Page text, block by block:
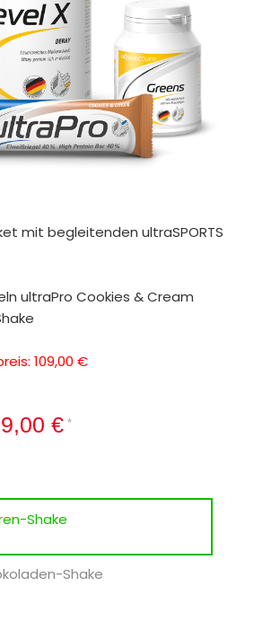
mit begleitenden ultraSPORTS
ultraPro Cookies & Cream
109,00 €
€*
Shake
Shake